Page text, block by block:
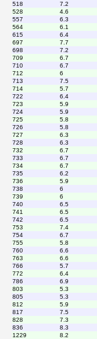
518
7.2
528
4.6
557
6.3
564
6.1
615
6.4
697
7.7
698
7.2
709
6.7
710
6.7
712
6
713
7.5
714
5.7
722
6.4
723
5.9
724
5.9
725
5.8
726
5.8
727
6.3
728
6.3
732
6.7
733
6.7
734
6.7
735
6.2
736
5.9
738
6
739
6
740
6.5
741
6.5
742
6.5
753
7.4
754
6.7
755
5.8
760
6.6
763
6.6
766
5.7
772
6.4
786
6.9
803
5.3
805
5.3
812
5.9
817
7.5
828
7.3
836
8.3
1229
8.2